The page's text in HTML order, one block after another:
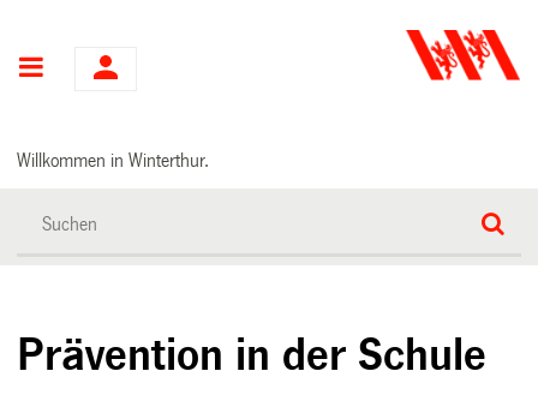
Hauptnavigation
Willkommen in Winterthur.
Prävention in der Schule